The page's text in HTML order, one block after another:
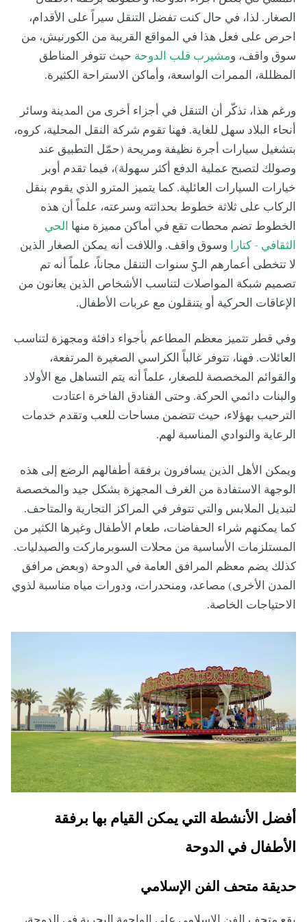
الصغار. لذا، في حال كنت تفضل التنقل سيراً على الأقدام،
احرص على فعل هذا في المواقع القريبة من الكورنيش، من
سوق واقف، ومشيرب قلب الدوحة حيث تتوفر المناطق
المظللة، الممرات الواسعة، وأماكن الاستراحة الكثيرة.
ورغم هذا، تذكّر أن التنقل في أجزاء أخرى من المدينة وسائر
أنحاء البلاد سهل للغاية. فهنا تقوم شركة النقل المحلية، كروه،
بتشغيل سيارات أجرة نظيفة ومريحة (حمّل التطبيق عند
وصولك لتصبح عملية الدفع أكثر سهولة)، فيما تقدم أوبر
خيارات السيارات العائلية. كما يتميز المترو الذي يقوم بنقل
الركاب على ثلاثة خطوط بحداثته وسرعته، علماً أن هذه
الخطوط تضم محطات تقع في أماكن مميزة منها
الحي
الثقافي - كتارا
وسوق واقف. واللافت أنه يمكن الصغار الذين
لا تتخطى أعمارهم الـ5 سنوات التنقل مجاناً، علماً أنه تم
تصميم شبكة المواصلات لتناسب الأشخاص الذين يعانون من
الإعاقات الحركية أو يتنقلون مع عربات الأطفال.
وفي قطر تتميز معظم المطاعم بأجواء دافئة ومجهزة لتناسب
العائلات. فهنا، تتوفر غالباً الكراسي الصغيرة المرتفعة،
والقوائم المخصصة للصغار، علماً أنه يتم التساهل مع الأولاد
والبنات دائمي الحركة. وحتى الفنادق الفاخرة اعتادت
الترحيب بهؤلاء، حيث تتضمن مساحات للعب وتقدم خدمات
الرعاية والنوادي المناسبة لهم.
ويمكن الأهل الذين يسافرون برفقة أطفالهم الرضع إلى هذه
الوجهة الاستفادة من الغرف المجهزة بشكل جيد والمخصصة
لتبديل الملابس والتي تتوفر في المراكز التجارية والمتاحف.
كما يمكنهم شراء الحفاضات، طعام الأطفال وغيرها الكثير من
المستلزمات الأساسية من محلات السوبرماركت والصيدليات.
كذلك يضم معظم المرافق العامة في الدوحة (وبعض مرافق
المدن الأخرى) مصاعد، ومنحدرات، ودورات مياه مناسبة لذوي
الاحتياجات الخاصة.
أفضل الأنشطة التي يمكن القيام بها برفقة
الأطفال في الدوحة
حديقة متحف الفن الإسلامي